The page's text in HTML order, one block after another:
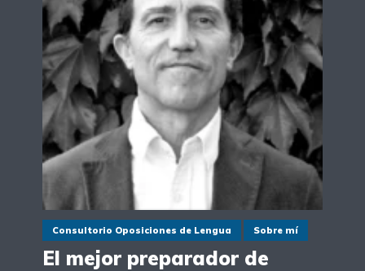
Consultorio Oposiciones de Lengua Sobre mí
El mejor preparador de